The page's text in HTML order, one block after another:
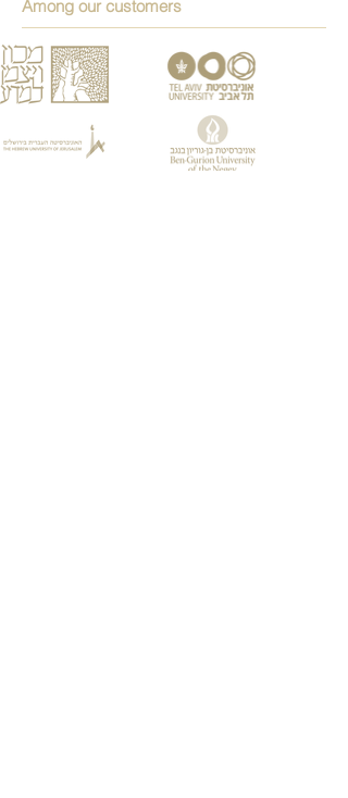
Among our customers